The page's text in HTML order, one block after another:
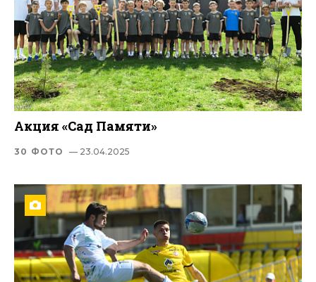
Акция «Сад Памяти»
30 ФОТО — 23.04.2025